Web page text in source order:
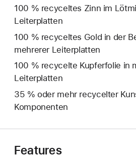
100 % recyceltes Zinn im
Leiterplatten
100 % recyceltes Gold in der
mehrerer Leiterplatten
100 % recycelte Kupferfolie in
Leiterplatten
35 % oder mehr recycelter
Komponenten
Features